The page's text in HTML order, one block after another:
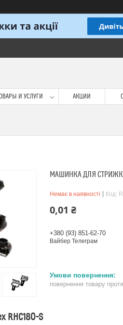
И УСЛУГИ АКЦИИ
МАШИНКА ДЛЯ СТРИЖКИ
Немає в наявності Код:
0,01 ₴
+380 (93) 851-62-70
Вайбер Телеграм
повернення товару
RHC180-S